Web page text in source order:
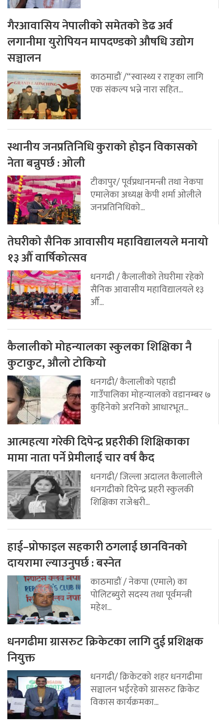
गैरआवासिय नेपालीको समेतको डेढ अर्व
लगानीमा युरोपियन मापदण्डको औषधि उद्योग
सञ्चालन
काठमाडौं /“स्वास्थ्य र राष्ट्रका लागि
एक संकल्प भन्ने नारा सहित...
स्थानीय जनप्रतिनिधि कुराको होइन विकासको
नेता बन्नुपर्छ : ओली
टीकापुर/ पूर्वप्रधानमन्त्री तथा नेकपा
एमालेका अध्यक्ष केपी शर्मा ओलीले
जनप्रतिनिधिको...
तेघरीको सैनिक आवासीय महाविद्यालयले मनायो
१३ औँ वार्षिकोत्सव
धनगढी / कैलालीको तेघरीमा रहेको
सैनिक आवासीय महाविद्यालयले १३
औँ...
कैलालीको मोहन्यालका स्कुलका शिक्षिका नै
कुटाकुट, औलो टोकियो
धनगढी/ कैलालीको पहाडी
गाउँपालिका मोहन्यालको वडानम्बर ७
कुहिनेको अरनिको आधारभूत...
आत्महत्या गरेकी दिपेन्द्र प्रहरीकी शिक्षिकाका
मामा नाता पर्ने प्रेमीलाई चार वर्ष कैद
धनगढी/ जिल्ला अदालत कैलालीले
धनगढीको दिपेन्द्र प्रहरी स्कुलकी
शिक्षिका राजेश्वरी...
हाई–प्रोफाइल सहकारी ठगलाई छानविनको
दायरामा ल्याउनुपर्छ : बस्नेत
काठमाडौं / नेकपा (एमाले) का
पोलिटब्युरो सदस्य तथा पूर्वमन्त्री
महेश...
धनगढीमा ग्रासरुट क्रिकेटका लागि दुई प्रशिक्षक
नियुक्त
धनगढी/ क्रिकेटको शहर धनगढीमा
सञ्चालन भईरहेको ग्रासरुट क्रिकेट
विकास कार्यक्रमका...